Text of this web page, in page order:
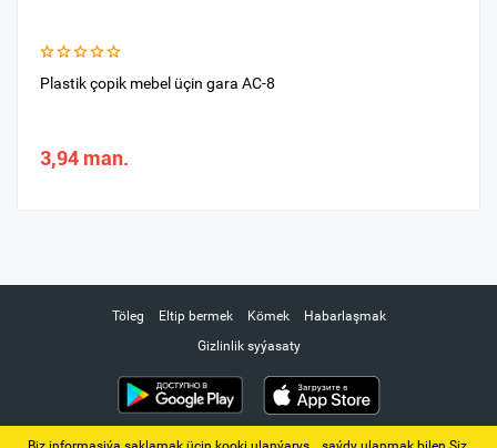
Plastik çopik mebel üçin gara AC-8
3,94 man.
Töleg Eltip bermek Kömek
Habarlaşmak
Gizlinlik syýasaty